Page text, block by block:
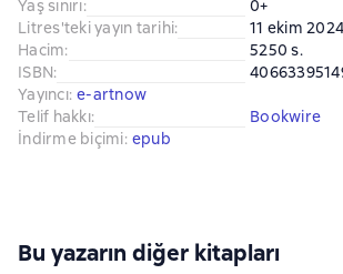
Yaş sınırı:
0+
Litres'teki yayın tarihi:
11 ekim 2024
Hacim:
5250 s.
ISBN:
Yayıncı: e-artnow
Telif hakkı:
Bookwire
İndirme biçimi: epub
Bu yazarın diğer kitapları